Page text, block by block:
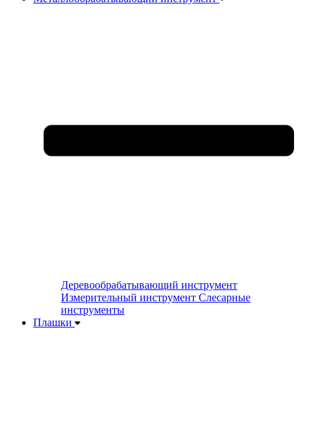
Деревообрабатывающий инструмент
Измерительный инструмент Слесарные
инструменты
Плашки